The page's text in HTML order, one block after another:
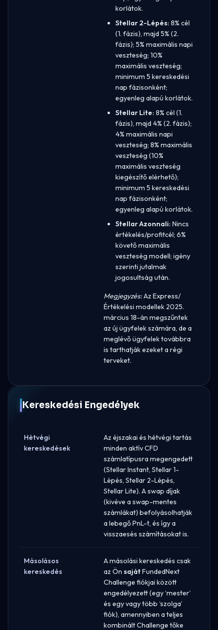
korlátok.
Stellar 2-Lépés: 8% cél
(1. fázis), majd 5% (2.
fázis); 5% maximális napi
veszteség; 10%
maximális veszteség;
minimum 5 kereskedési
nap fázisonként;
egyenleg alapú korlátok.
Stellar Lite: 8% cél (1.
fázis), majd 4% (2. fázis);
4% maximális napi
veszteség; 8% maximális
veszteség (10%
maximális veszteség
kiegészítő elérhető);
minimum 5 kereskedési
nap fázisonként;
egyenleg alapú korlátok.
Stellar Azonnali: Nincs
értékelés/profitcél; 6%
követő maximális
veszteség modell; igény
szerinti jutalmak
jogosultság után.
Megjegyzés:Az Express/
Értékelési modellek 2025.
március 18-án megszűntek
az új ügyfelek számára, de a
meglévő ügyfelek továbbra
is tarthatják ezeket a régi
terveket.
Kereskedési Engedélyek
Hétvégi
kereskedések
Az éjszakai és hétvégi tartás
minden aktív CFD
számlatípusra megengedett
(Stellar Instant, Stellar 1-
Lépés, Stellar 2-Lépés,
Stellar Lite). A swap díjak
(kivéve a swap-mentes
számlákat) befolyásolhatják
a lebegő PnL-t, és így a
visszaesés számításokat is.
Másolásos
kereskedés
A másolási kereskedés csak
az Ön sajátFundedNext
Challenge fiókjai között
engedélyezett (egy ‘mester’
és egy vagy több ‘szolga’
fiók), amennyiben a teljes
kombinált Challenge tőke